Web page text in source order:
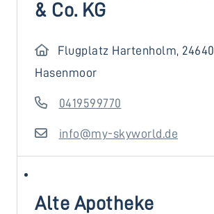
& Co. KG
Flugplatz Hartenholm, 24640
Hasenmoor
0419599770
info@my-skyworld.de
Alte Apotheke